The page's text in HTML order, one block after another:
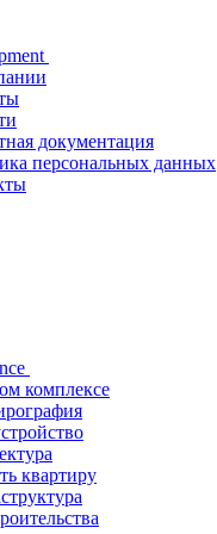
документация
персональных данных
комплексе
квартиру